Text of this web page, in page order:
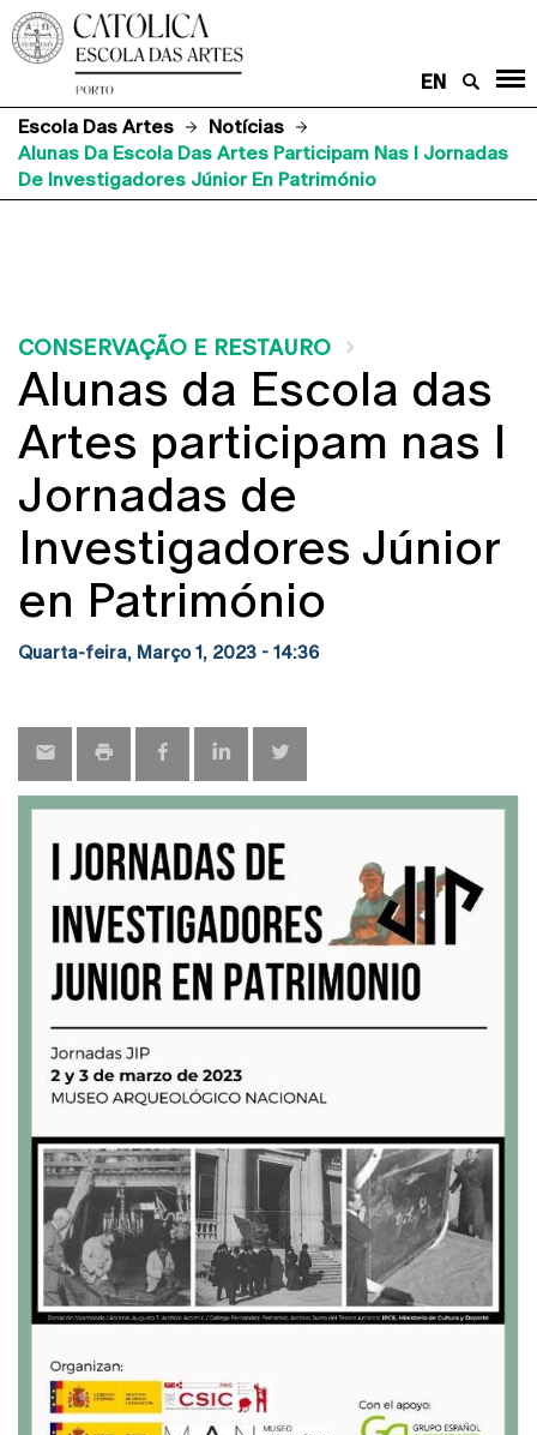
EN
Escola Das Artes
Notícias
Alunas Da Escola Das Artes Participam Nas I Jornadas
De Investigadores Júnior En Património
CONSERVAÇÃO E RESTAURO
Alunas da Escola das
Artes participam nas I
Jornadas de
Investigadores Júnior
en Património
Quarta-feira, Março 1, 2023 - 14:36